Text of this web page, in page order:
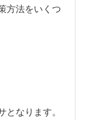
方法をいくつ
なります。